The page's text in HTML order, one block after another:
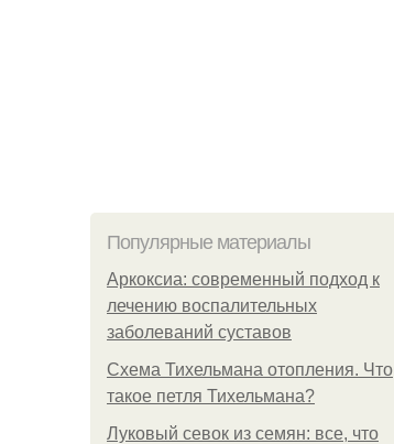
Популярные материалы
Аркоксиа: современный подход к
лечению воспалительных
заболеваний суставов
Схема Тихельмана отопления. Что
такое петля Тихельмана?
Луковый севок из семян: все, что